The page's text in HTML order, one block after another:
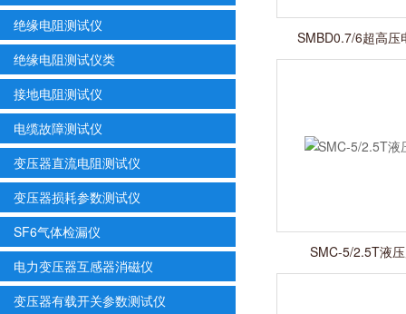
绝缘电阻测试仪
绝缘电阻测试仪类
接地电阻测试仪
电缆故障测试仪
变压器直流电阻测试仪
变压器损耗参数测试仪
SF6气体检漏仪
电力变压器互感器消磁仪
变压器有载开关参数测试仪
SMBD0.7/6超高压
SMC-5/2.5T液